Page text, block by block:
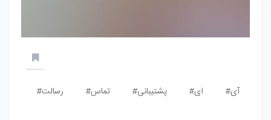
آی# ای# پشتیبانی# تماس# رسالت#